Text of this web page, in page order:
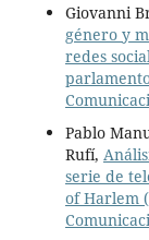
Giovanni
género y
redes
Pablo
Rufí,
serie de
of Harlem